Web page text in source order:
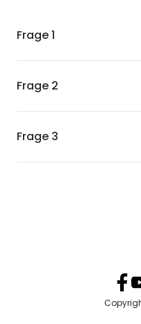
Frage 1
Frage 2
Frage 3